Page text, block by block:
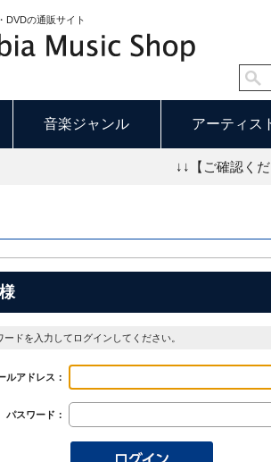
DVDの通販サイト
音楽ジャンル アーティス
↓↓【ご確認く
ードを入力してログインしてください。
ルアドレス：
パスワード：